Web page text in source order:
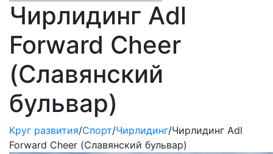
Чирлидинг Adl
Forward Cheer
(Славянский
бульвар)
Круг развития/Спорт/Чирлидинг/Чирлидинг Adl
Forward Cheer (Славянский бульвар)